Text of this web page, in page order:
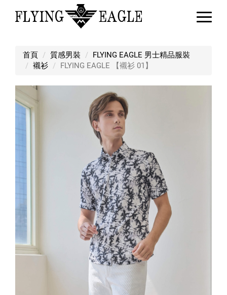
首頁 質感男裝
FLYING EAGLE 男士精品服裝
襯衫
FLYING EAGLE 【襯衫 01】